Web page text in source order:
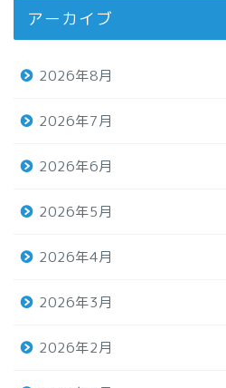
アーカイブ
2026年8月
2026年7月
2026年6月
2026年5月
2026年4月
2026年3月
2026年2月